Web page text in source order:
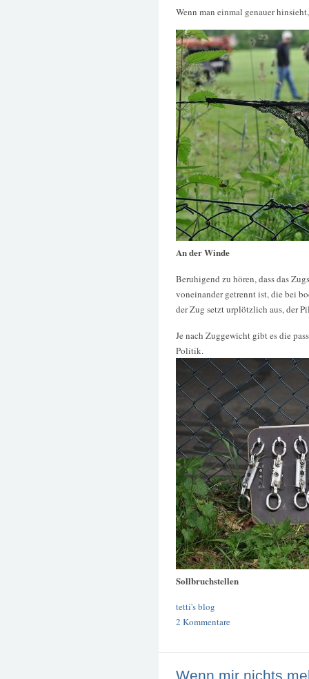
Wenn man einmal genauer
An der Winde
Beruhigend zu hören, dass das
voneinander getrennt ist, die bei
der Zug setzt urplötzlich aus, der
Je nach Zuggewicht gibt es die
Politik.
Sollbruchstellen
tetti's blog
2 Kommentare
Wenn mir nichts